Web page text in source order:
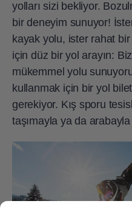
yolları sizi bekliyor.
bir deneyim sunuyor!
kayak yolu, ister rahat
için düz bir yol arayın:
mükemmel yolu
kullanmak için bir yol
gerekiyor. Kış sporu
taşımayla ya da arabayla